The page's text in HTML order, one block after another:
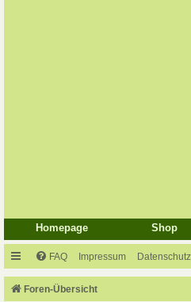
Homepage Shop
FAQ Impressum Datenschutz
Foren-Übersicht